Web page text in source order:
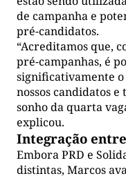
de campanha e
pré-candidatos.
“Acreditamos que,
pré-campanhas, é
significativamente
nossos candidatos
sonho da quarta
explicou.
Integração
Embora PRD e
distintas, Marcos